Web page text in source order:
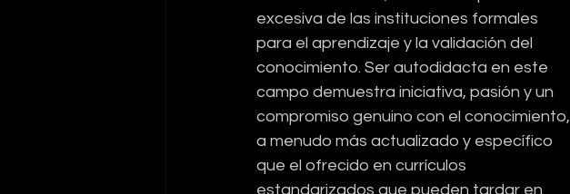
excesiva de las instituciones formales
para el aprendizaje y la validación del
conocimiento. Ser autodidacta en este
campo demuestra iniciativa, pasión y un
compromiso genuino con el conocimiento,
a menudo más actualizado y específico
que el ofrecido en currículos
estandarizados que pueden tardar en